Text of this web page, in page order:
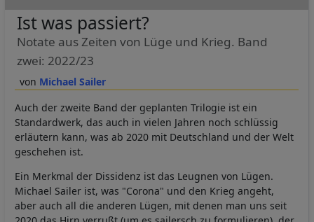
Michael Sailer
Ist was passiert?
Notate aus Zeiten von Lüge und Krieg. Band
zwei: 2022/23
Auch der zweite Band der geplanten Trilogie ist ein
Standardwerk, das auch in vielen Jahren noch schlüssig
erläutern kann, was ab 2020 mit Deutschland und der Welt
geschehen ist.
Ein Merkmal der Dissidenz ist das Leugnen von Lügen.
Michael Sailer ist, was "Corona" und den Krieg angeht,
aber auch all die anderen Lügen, mit denen man uns seit